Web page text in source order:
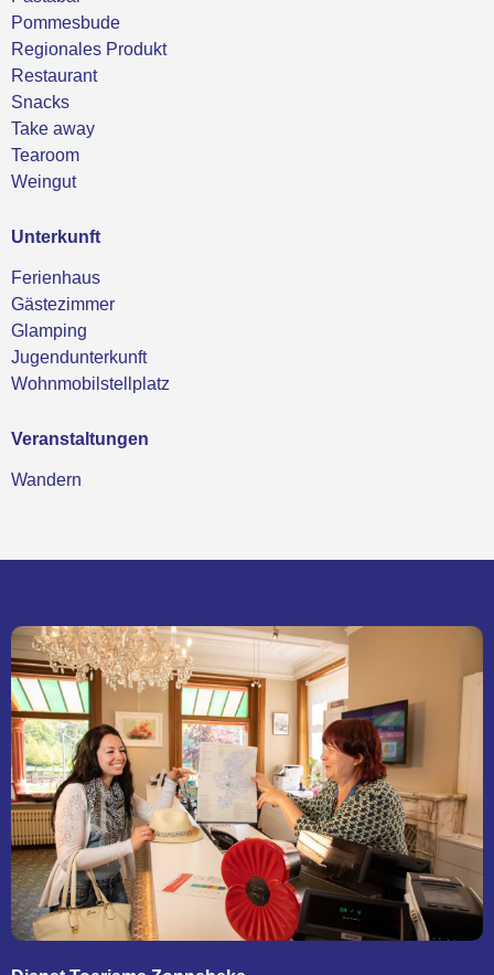
Pommesbude
Regionales Produkt
Restaurant
Snacks
Take away
Tearoom
Weingut
Unterkunft
Ferienhaus
Gästezimmer
Glamping
Jugendunterkunft
Wohnmobilstellplatz
Veranstaltungen
Wandern